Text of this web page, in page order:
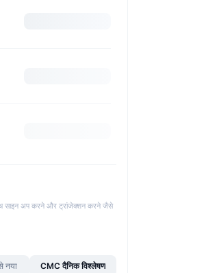
साइन अप करने और ट्रांजेक्शन करने जैसे
नया CMC दैनिक विश्लेषण